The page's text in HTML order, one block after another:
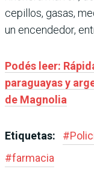
cepillos, gasas,
un encendedor,
Podés leer:
paraguayas y
de Magnolia
Etiquetas: #
#farmacia